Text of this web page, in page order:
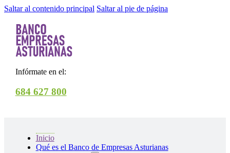
Saltar al contenido principal Saltar al pie de página
Infórmate en el:
684 627 800
Inicio
Qué es el Banco de Empresas Asturianas